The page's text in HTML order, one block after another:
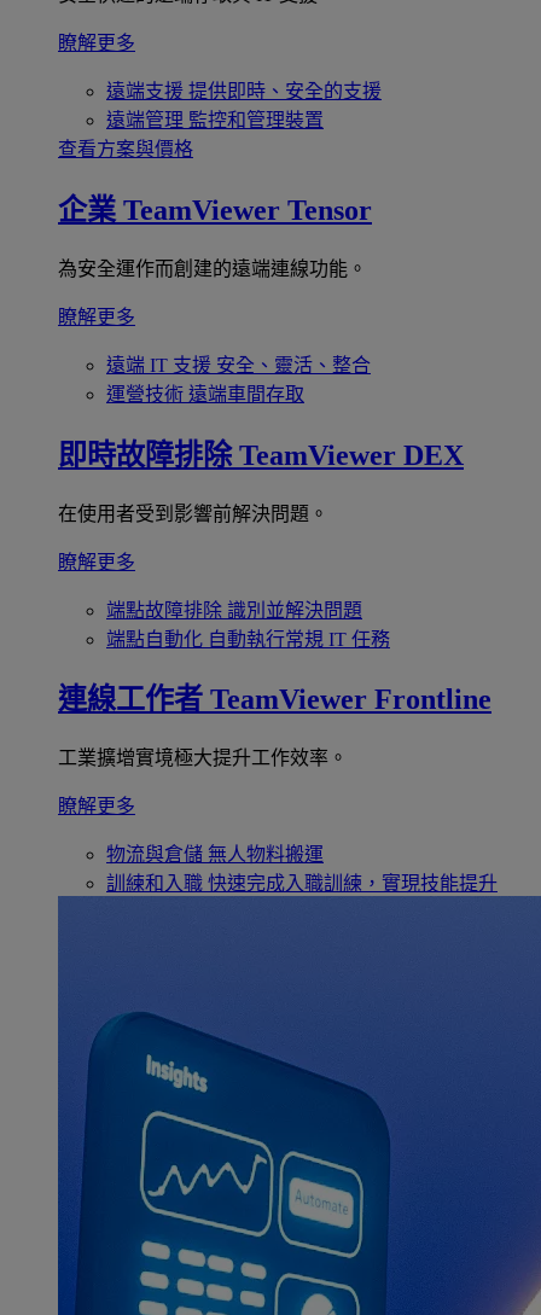
瞭解更多
遠端支援 提供即時、安全的支援
遠端管理 監控和管理裝置
查看方案與價格
企業 TeamViewer Tensor
為安全運作而創建的遠端連線功能。
瞭解更多
遠端 IT 支援 安全、靈活、整合
運營技術 遠端車間存取
即時故障排除 TeamViewer DEX
在使用者受到影響前解決問題。
瞭解更多
端點故障排除 識別並解決問題
端點自動化 自動執行常規 IT 任務
連線工作者 TeamViewer Frontline
工業擴增實境極大提升工作效率。
瞭解更多
物流與倉儲 無人物料搬運
訓練和入職 快速完成入職訓練，實現技能提升